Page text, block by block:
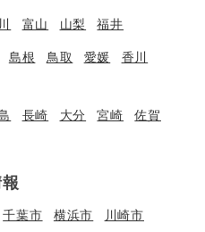
富山 山梨 福井
島根 鳥取 愛媛
香川
長崎 大分 宮崎
佐賀
千葉市 横浜市
川崎市